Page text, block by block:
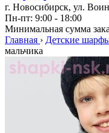
г. Новосибирск, ул.
Пн-пт: 9:00 - 18:00
Минимальная сумма
Главная › Детские
мальчика